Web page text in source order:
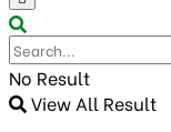
No Result
View All Result